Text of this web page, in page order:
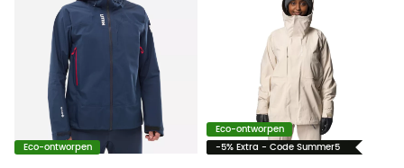
Eco-ontworpen
Eco-ontworpen
-5% Extra - Code Summer5